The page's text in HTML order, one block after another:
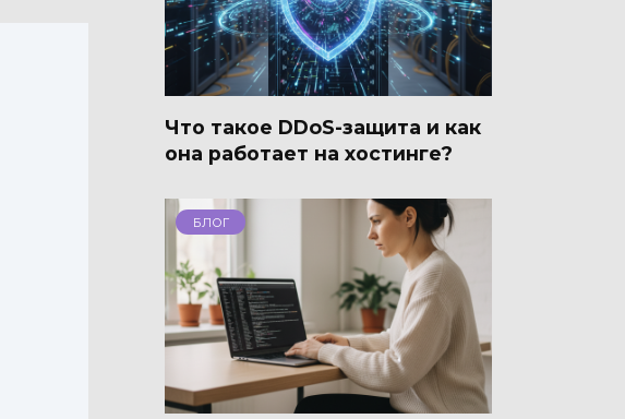
Что такое DDoS-защита и как
она работает на хостинге?
БЛОГ